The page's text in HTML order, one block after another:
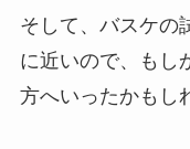
そして、バスケの
に近いので、もし
方へいったかもし